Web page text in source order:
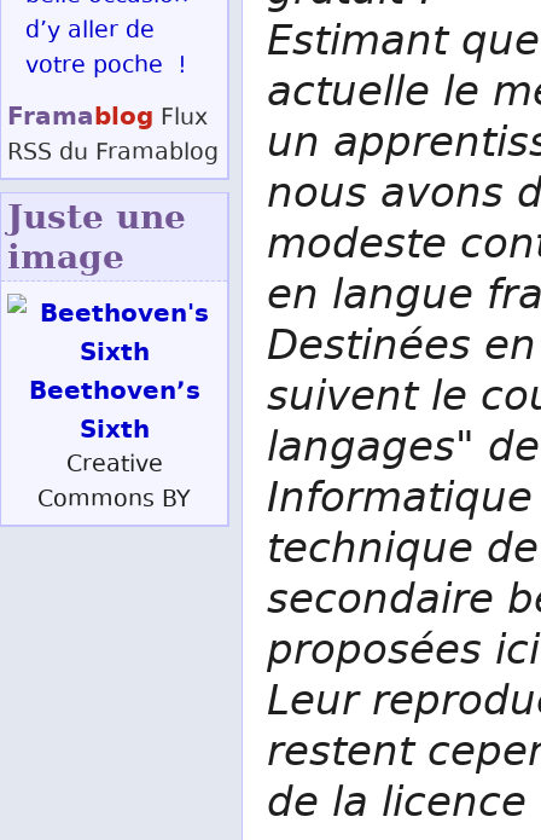
Estimant
actuelle le
un
nous avons
modeste
en langue
Destinées
suivent le
langages"
technique
secondaire
proposées
Leur
restent
de la
d’y aller de
votre poche !
Framablog Flux
RSS du Framablog
Juste une
image
Beethoven’s
Sixth
Creative
Commons BY